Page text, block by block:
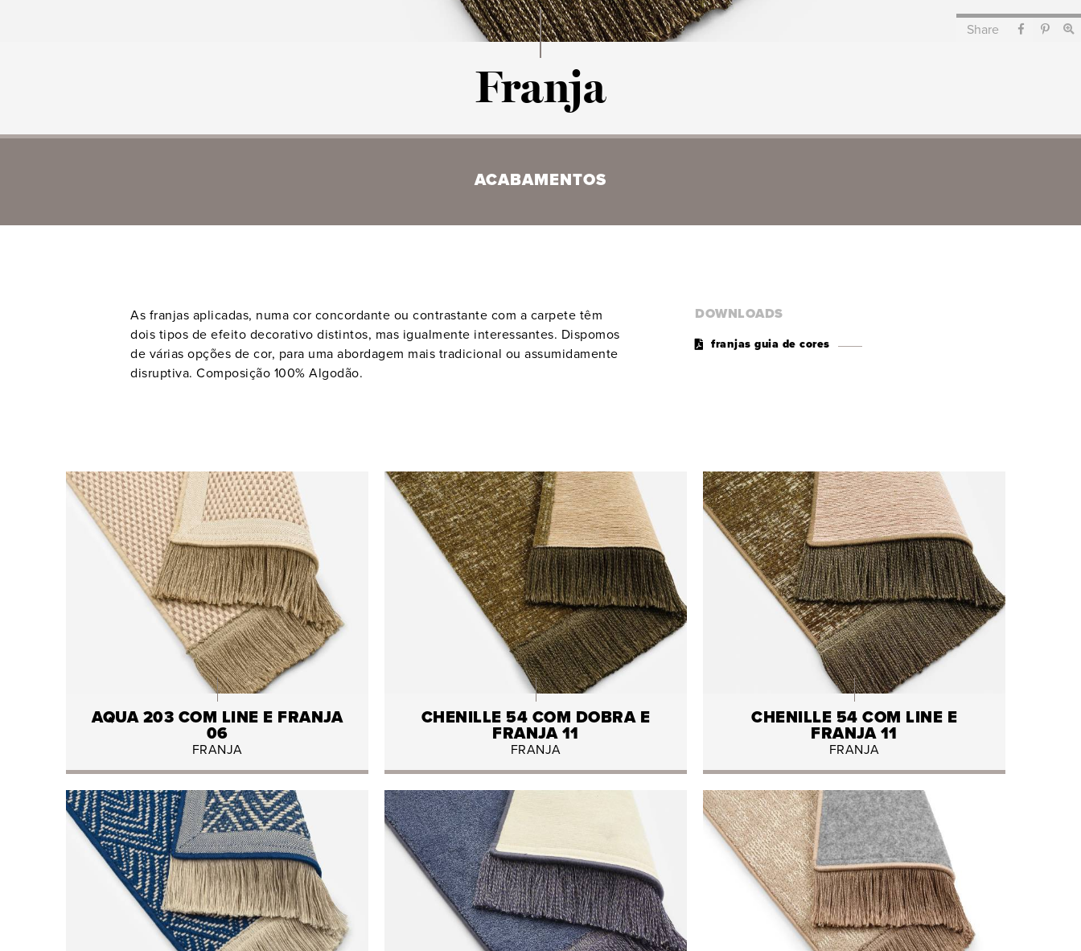
Share
Franja
ACABAMENTOS
As franjas aplicadas, numa cor concordante ou contrastante com a carpete têm
dois tipos de efeito decorativo distintos, mas igualmente interessantes. Dispomos
de várias opções de cor, para uma abordagem mais tradicional ou assumidamente
disruptiva. Composição 100% Algodão.
DOWNLOADS
franjas guia de cores
AQUA 203 COM LINE E FRANJA
06
FRANJA
CHENILLE 54 COM DOBRA E
FRANJA 11
FRANJA
CHENILLE 54 COM LINE E
FRANJA 11
FRANJA